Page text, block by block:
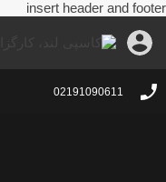
insert header and footer
02191090611